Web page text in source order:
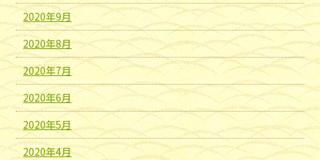
2020年9月
2020年8月
2020年7月
2020年6月
2020年5月
2020年4月